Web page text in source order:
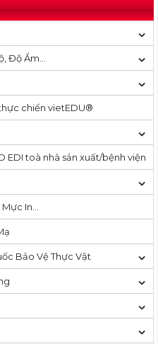
Độ Ẩm…
chiến vietEDU®
EDI​​ toà nhà sản xuất/bệnh viện
In…
Bảo Vệ Thực Vật